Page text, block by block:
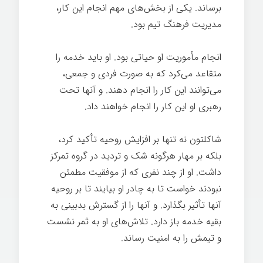
برساند. یکی از بخش‌های مهم انجام این کار،
مدیریت فرهنگ تیم بود.
انجام مأموریت او حیاتی بود. او باید خدمه را
متقاعد می‌کرد که به صورت فردی و جمعی،
می‌توانند این کار را انجام دهند. و آنها تحت
رهبری او این کار را انجام خواهند داد.
شاکلتون نه تنها بر افزایش روحیه تأکید کرد،
بلکه بر مهار هرگونه شک و تردید در گروه تمرکز
داشت. او از چند نفری که از موفقیت مطمئن
نبودند خواست تا به چادر او بیایند تا بر روحیه
آنها تأثیر بگذارد. و آنها را از گسترش بدبینی به
بقیه خدمه باز دارد. تلاش‌های او به ثمر نشست
و تیمش را به امنیت رساند.